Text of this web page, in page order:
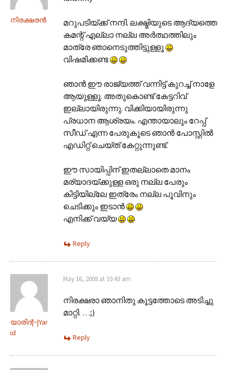
നിരക്ഷരന്‍
മറുപടിയ്ക്ക് നന്ദി. ലക്ഷ്മിയുടെ ആദ്യത്തെ
കമന്റ് എല്ലാ നല്ല അര്‍ത്ഥത്തിലും
മാത്രേ ഞാനെടുത്തിട്ടുള്ളൂ
വിഷമിക്കണ്ട
ഞാന്‍ ഈ രാജ്യത്ത് വന്നിട്ട് കുറച്ച് നാളേ
ആയുള്ളൂ. അതുകൊണ്ട് കേട്ടറിവ്
ഇല്ലായിരുന്നു. വിക്കിയായിരുന്നു
പ്രധാന ആശ്രയം. എന്തായാലും റേപ്പ്
സീഡ് എന്ന പേരുകൂടെ ഞാന്‍ പോസ്റ്റില്‍
എഡിറ്റ് ചെയ്ത് കേറ്റുന്നുണ്ട്.
ഈ സായിപ്പിന് ഇതല്ലാതെ മാനം
മര്യാദയ്ക്കുള്ള ഒരു നല്ല പേരും
കിട്ടിയില്ലേ ഇത്രേം നല്ല പൂവിനും
ചെടിക്കും ഇടാന്‍
എനിക്ക് വയ്യ
Reply
യാരിദ്‌|~|Yar
id
May 16, 2008 at 10:43 am
നിരക്ഷരാ ഞാനിതു കൂട്ടത്തോടെ അടിച്ചു
മാറ്റി. …;)
Reply